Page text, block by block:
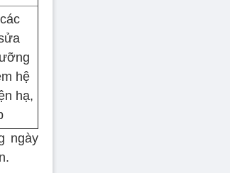
hệ
hạ,
ngày